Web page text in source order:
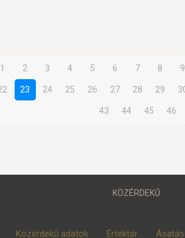
1 2 3 4 5 6 7 8 9
23 24 25 26 27 28 29
43 44 45 46
KÖZÉRDEKŰ
Közérdekű adatok Értéktár